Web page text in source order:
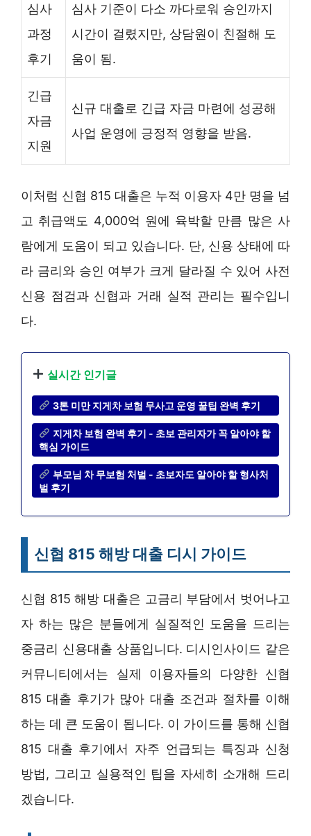
심사
과정
후기
심사 기준이 다소 까다로워 승인까지
시간이 걸렸지만, 상담원이 친절해 도
움이 됨.
긴급
자금
지원
신규 대출로 긴급 자금 마련에 성공해
사업 운영에 긍정적 영향을 받음.
이처럼 신협 815 대출은 누적 이용자 4만 명을 넘
고 취급액도 4,000억 원에 육박할 만큼 많은 사
람에게 도움이 되고 있습니다. 단, 신용 상태에 따
라 금리와 승인 여부가 크게 달라질 수 있어 사전
신용 점검과 신협과 거래 실적 관리는 필수입니
다.
실시간 인기글
3톤 미만 지게차 보험 무사고 운영 꿀팁 완벽 후기
지게차 보험 완벽 후기 - 초보 관리자가 꼭 알아야 할
핵심 가이드
부모님 차 무보험 처벌 - 초보자도 알아야 할 형사처
벌 후기
신협 815 해방 대출 디시 가이드
신협 815 해방 대출은 고금리 부담에서 벗어나고
자 하는 많은 분들에게 실질적인 도움을 드리는
중금리 신용대출 상품입니다. 디시인사이드 같은
커뮤니티에서는 실제 이용자들의 다양한 신협
815 대출 후기가 많아 대출 조건과 절차를 이해
하는 데 큰 도움이 됩니다. 이 가이드를 통해 신협
815 대출 후기에서 자주 언급되는 특징과 신청
방법, 그리고 실용적인 팁을 자세히 소개해 드리
겠습니다.